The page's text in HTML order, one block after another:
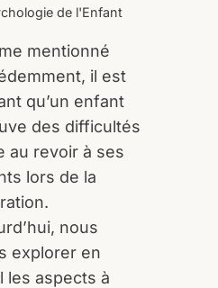
de l'Enfant
mentionné
il est
qu’un enfant
des difficultés
au revoir à ses
lors de la
nous
explorer en
les aspects à